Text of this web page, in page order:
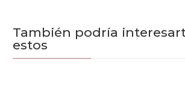
También podría
estos